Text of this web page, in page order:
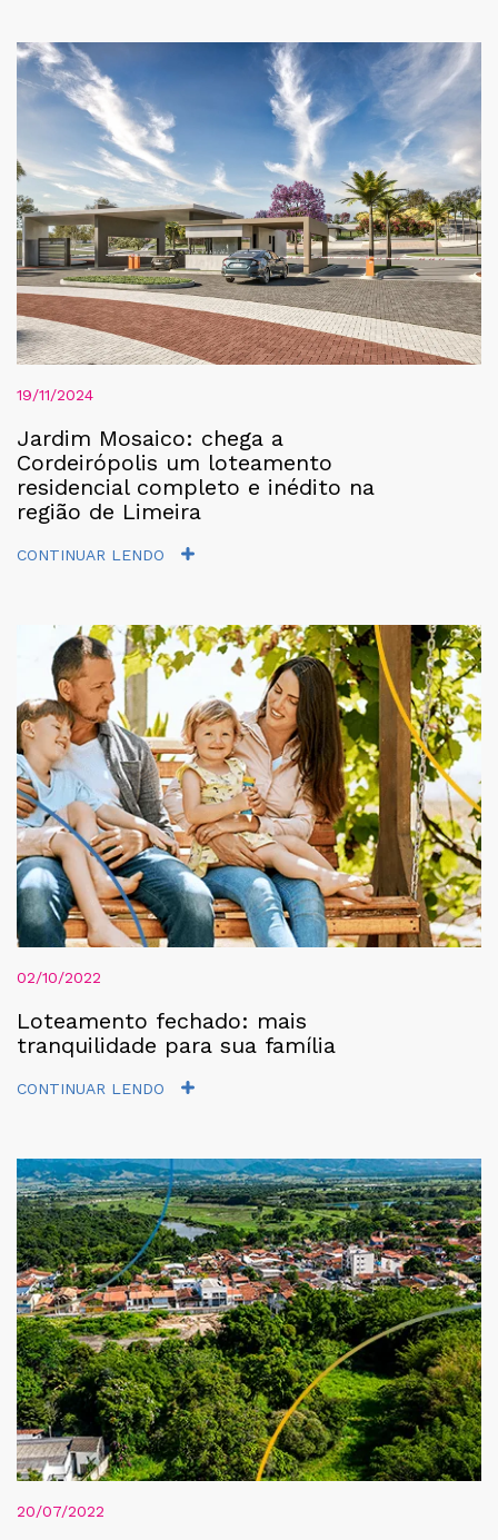
19/11/2024
Jardim Mosaico: chega a
Cordeirópolis um loteamento
residencial completo e inédito na
região de Limeira
CONTINUAR LENDO
02/10/2022
Loteamento fechado: mais
tranquilidade para sua família
CONTINUAR LENDO
20/07/2022